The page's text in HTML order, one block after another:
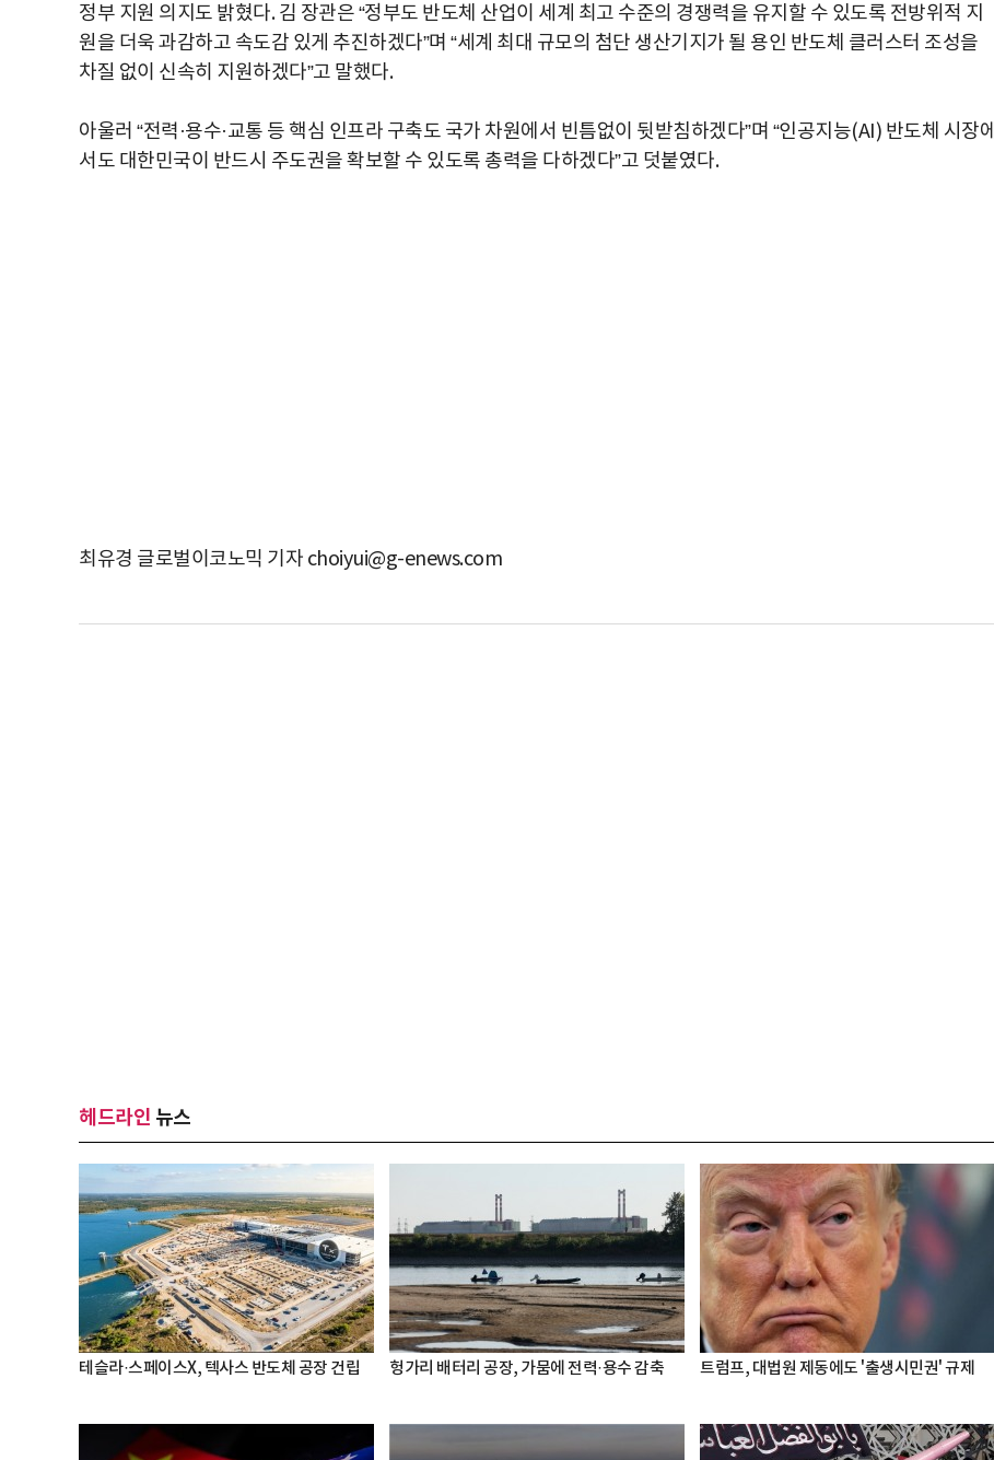
정부 지원 의지도 밝혔다. 김 장관은 “정부도 반도체 산업이 세계 최고 수준의 경쟁력을 유지할 수 있도록 전방위적 지
원을 더욱 과감하고 속도감 있게 추진하겠다”며 “세계 최대 규모의 첨단 생산기지가 될 용인 반도체 클러스터 조성을
차질 없이 신속히 지원하겠다”고 말했다.
아울러 “전력·용수·교통 등 핵심 인프라 구축도 국가 차원에서 빈틈없이 뒷받침하겠다”며 “인공지능(AI) 반도체 시장에
서도 대한민국이 반드시 주도권을 확보할 수 있도록 총력을 다하겠다”고 덧붙였다.
최유경 글로벌이코노믹 기자 choiyui@g-enews.com
헤드라인 뉴스
테슬라·스페이스X, 텍사스 반도체 공장 건립 헝가리 배터리 공장, 가뭄에 전력·용수 감축 트럼프, 대법원 제동에도 '출생시민권' 규제